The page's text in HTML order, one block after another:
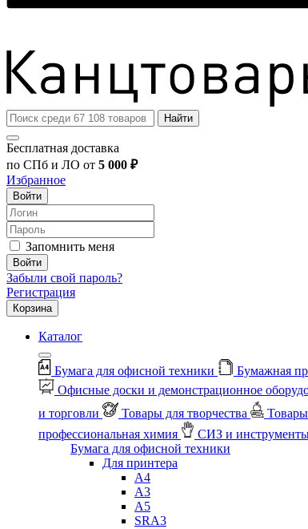
Найти
Бесплатная доставка
по СПб и ЛО от 5 000 ₽
Избранное
Войти
Запомнить меня
Войти
Забыли свой пароль?
Регистрация
Корзина
Каталог
Бумага для офисной техники Бумажная
Офисные доски и демонстрационное
и торговли
Товары для творчества
профессиональная химия
СИЗ и
Бумага для офисной техники
Для принтера
А4
А3
А5
SRA3